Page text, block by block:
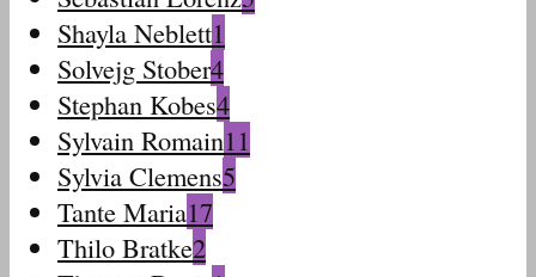
Shayla Neblett1
Solvejg Stober4
Stephan Kobes4
Sylvain Romain11
Sylvia Clemens5
Tante Maria17
Thilo Bratke2